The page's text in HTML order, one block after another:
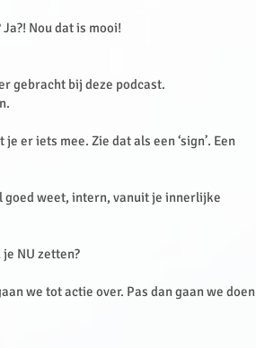
Nou dat is mooi!
gebracht bij deze podcast.
er iets mee. Zie dat als een ‘sign’. Een
goed weet, intern, vanuit je innerlijke
NU zetten?
we tot actie over. Pas dan gaan we doen